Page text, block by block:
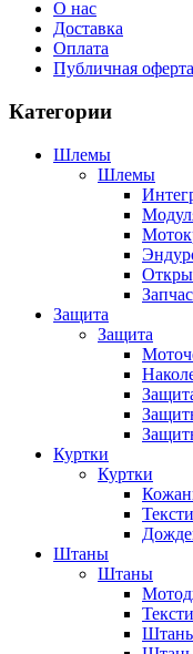
О нас
Доставка
Оплата
Публичная оферта
Категории
Шлемы
Шлемы
Защита
Защита
Куртки
Куртки
Штаны
Штаны
Штаны